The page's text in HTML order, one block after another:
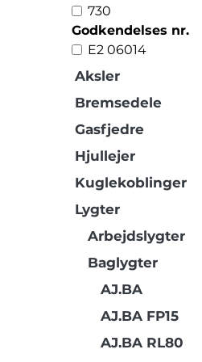
730
Godkendelses nr.
E2 06014
Aksler
Bremsedele
Gasfjedre
Hjullejer
Kuglekoblinger
Lygter
Arbejdslygter
Baglygter
AJ.BA
AJ.BA FP15
AJ.BA RL80